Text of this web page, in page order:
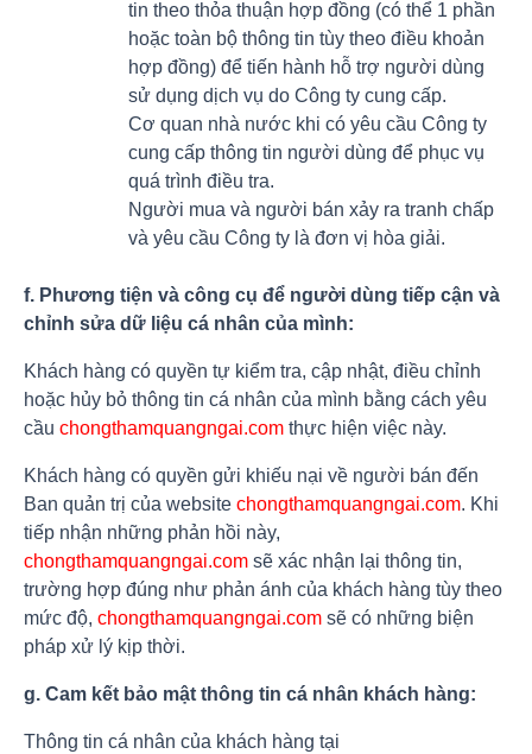
tin theo thỏa thuận hợp đồng (có thể 1 phần
hoặc toàn bộ thông tin tùy theo điều khoản
hợp đồng) để tiến hành hỗ trợ người dùng
sử dụng dịch vụ do Công ty cung cấp.
Cơ quan nhà nước khi có yêu cầu Công ty
cung cấp thông tin người dùng để phục vụ
quá trình điều tra.
Người mua và người bán xảy ra tranh chấp
và yêu cầu Công ty là đơn vị hòa giải.
f. Phương tiện và công cụ để người dùng tiếp cận và
chỉnh sửa dữ liệu cá nhân của mình:
Khách hàng có quyền tự kiểm tra, cập nhật, điều chỉnh
hoặc hủy bỏ thông tin cá nhân của mình bằng cách yêu
cầu chongthamquangngai.com thực hiện việc này.
Khách hàng có quyền gửi khiếu nại về người bán đến
Ban quản trị của website chongthamquangngai.com. Khi
tiếp nhận những phản hồi này,
chongthamquangngai.com sẽ xác nhận lại thông tin,
trường hợp đúng như phản ánh của khách hàng tùy theo
mức độ, chongthamquangngai.com sẽ có những biện
pháp xử lý kịp thời.
g. Cam kết bảo mật thông tin cá nhân khách hàng:
Thông tin cá nhân của khách hàng tại